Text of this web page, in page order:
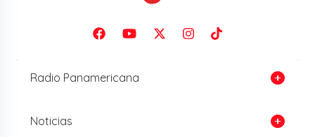
Radio Panamericana
Noticias